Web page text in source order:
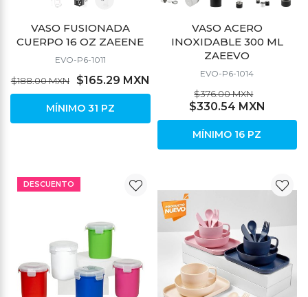
VASO FUSIONADA
CUERPO 16 OZ ZAEENE
EVO-P6-1011
$188.00 MXN $165.29 MXN
MÍNIMO 31 PZ
VASO ACERO
INOXIDABLE 300 ML
ZAEEVO
EVO-P6-1014
$376.00 MXN
$330.54 MXN
MÍNIMO 16 PZ
DESCUENTO